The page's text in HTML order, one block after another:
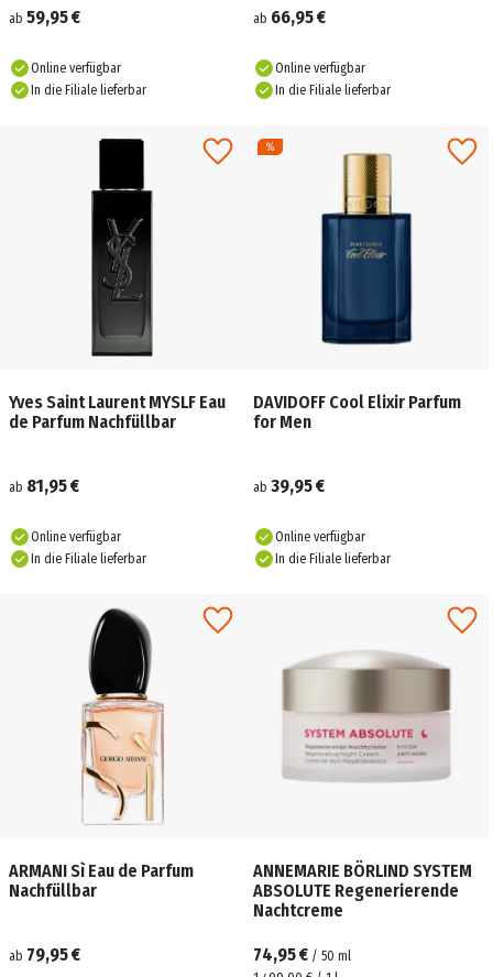
ab 59,95 €
Online verfügbar
In die Filiale lieferbar
ab 66,95 €
Online verfügbar
In die Filiale lieferbar
Yves Saint Laurent MYSLF Eau
de Parfum Nachfüllbar
ab 81,95 €
Online verfügbar
In die Filiale lieferbar
DAVIDOFF Cool Elixir Parfum
for Men
ab 39,95 €
Online verfügbar
In die Filiale lieferbar
ARMANI Sì Eau de Parfum
Nachfüllbar
ab 79,95 €
ANNEMARIE BÖRLIND SYSTEM
ABSOLUTE Regenerierende
Nachtcreme
74,95 € / 50 ml